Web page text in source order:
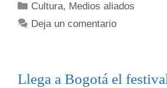
Cultura, Medios aliados
Deja un comentario
Llega a Bogotá el